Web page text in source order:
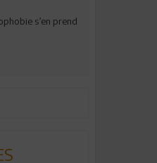
s’en prend